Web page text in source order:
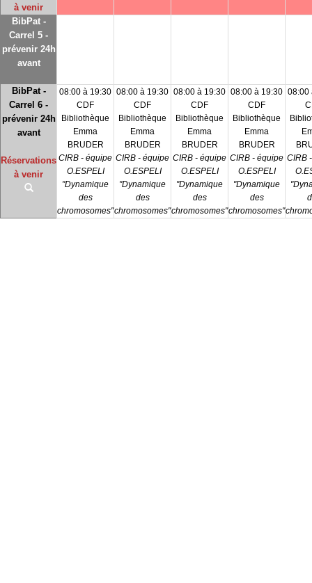
à venir
BibPat -
Carrel 5 -
prévenir 24h
avant
BibPat -
Carrel 6 -
prévenir 24h
avant
Réservations
à venir
08:00 à 19:30
CDF
Bibliothèque
Emma
BRUDER
CIRB - équipe
O.ESPELI
"Dynamique
des
chromosomes"
08:00 à 19:30
CDF
Bibliothèque
Emma
BRUDER
CIRB - équipe
O.ESPELI
"Dynamique
des
chromosomes"
08:00 à 19:30
CDF
Bibliothèque
Emma
BRUDER
CIRB - équipe
O.ESPELI
"Dynamique
des
chromosomes"
08:00 à 19:30
CDF
Bibliothèque
Emma
BRUDER
CIRB - équipe
O.ESPELI
"Dynamique
des
chromosomes"
08:00
CIRB